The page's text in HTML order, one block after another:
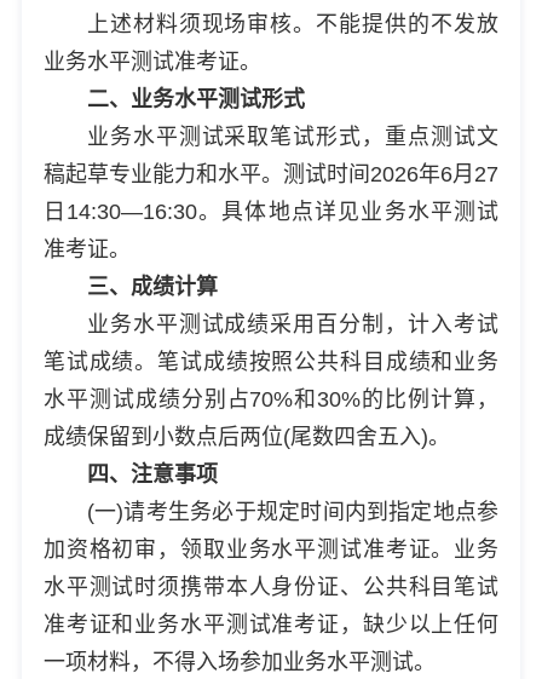
上述材料须现场审核。不能提供的不发放
业务水平测试准考证。
二、业务水平测试形式
业务水平测试采取笔试形式，重点测试文
稿起草专业能力和水平。测试时间2026年6月27
日14:30—16:30。具体地点详见业务水平测试
准考证。
三、成绩计算
业务水平测试成绩采用百分制，计入考试
笔试成绩。笔试成绩按照公共科目成绩和业务
水平测试成绩分别占70%和30%的比例计算，
成绩保留到小数点后两位(尾数四舍五入)。
四、注意事项
(一)请考生务必于规定时间内到指定地点参
加资格初审，领取业务水平测试准考证。业务
水平测试时须携带本人身份证、公共科目笔试
准考证和业务水平测试准考证，缺少以上任何
一项材料，不得入场参加业务水平测试。